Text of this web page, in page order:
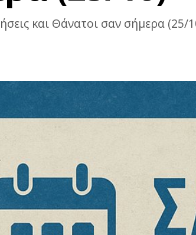
και Θάνατοι σαν σήμερα